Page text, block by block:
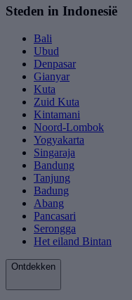
Steden in Indonesië
Bali
Ubud
Denpasar
Gianyar
Kuta
Zuid Kuta
Kintamani
Noord-Lombok
Yogyakarta
Singaraja
Bandung
Tanjung
Badung
Abang
Pancasari
Serongga
Het eiland Bintan
Ontdekken